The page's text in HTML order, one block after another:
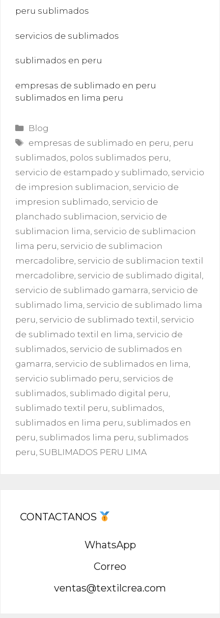
peru sublimados
servicios de sublimados
sublimados en peru
empresas de sublimado en peru
sublimados en lima peru
Categorías
Blog
Etiquetas
empresas de sublimado en peru peru
sublimados polos sublimados peru
servicio de estampado y sublimado servicio
de impresion sublimacion servicio de
impresion sublimado servicio de
planchado sublimacion servicio de
sublimacion lima servicio de sublimacion
lima peru servicio de sublimacion
mercadolibre servicio de sublimacion textil
mercadolibre servicio de sublimado digital
servicio de sublimado gamarra servicio de
sublimado lima servicio de sublimado lima
peru servicio de sublimado textil servicio
de sublimado textil en lima servicio de
sublimados servicio de sublimados en
gamarra servicio de sublimados en lima
servicio sublimado peru servicios de
sublimados sublimado digital peru
sublimado textil peru sublimados
sublimados en lima peru sublimados en
peru sublimados lima peru sublimados
peru SUBLIMADOS PERU LIMA
CONTACTANOS
WhatsApp
Correo
ventas@textilcrea.com